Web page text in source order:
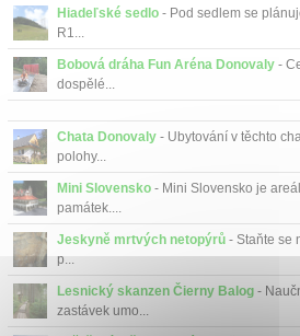
Hiadeľské sedlo - Pod sedlem se
R1...
Bobová dráha Fun Aréna Donovaly -
dospělé...
Chata Donovaly - Ubytování v těchto
polohy...
Mini Slovensko - Mini Slovensko je
památek....
Jeskyně mrtvých netopýrů - Staňte se
p...
Lesnický skanzen Čierny Balog -
zastávek umo...